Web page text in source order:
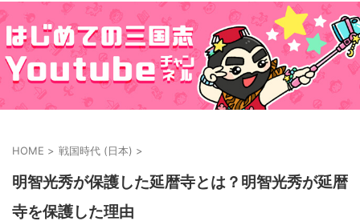
HOME > 戦国時代 (日本) >
明智光秀が保護した延暦寺とは？明智光秀が延暦
寺を保護した理由